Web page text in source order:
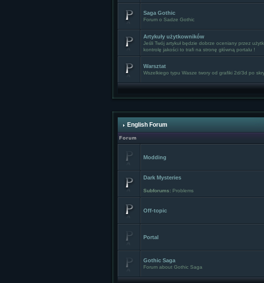
Saga Gothic
Forum o Sadze Gothic
Artykuły użytkowników
Jeśli Twój artykuł będzie dobrze oceniany przez
kontrolę jakości to trafi na stronę główną portalu !
Warsztat
Wszelkiego typu Wasze twory od grafiki 2d/3d po
English Forum
Forum
Modding
Dark Mysteries
Subforums: Problems
Off-topic
Portal
Gothic Saga
Forum about Gothic Saga